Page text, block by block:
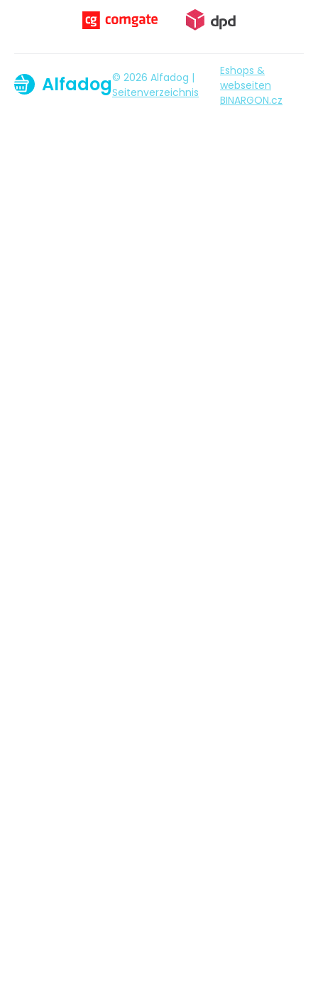
Alfadog© 2026 Alfadog |
Seitenverzeichnis
Eshops &
webseiten
BINARGON.cz